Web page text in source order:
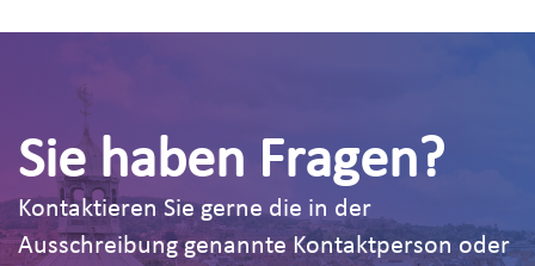
Sie haben Fragen?
Kontaktieren Sie gerne die in der
Ausschreibung genannte Kontaktperson oder